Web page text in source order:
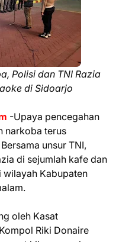
Polisi dan TNI Razia
di Sidoarjo
-Upaya pencegahan
narkoba terus
unsur TNI,
di sejumlah kafe dan
Kabupaten
oleh Kasat
Riki Donaire